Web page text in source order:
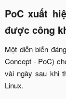
PoC xuất
được công
Một diễn biến
Concept - PoC)
vài ngày sau khi
Linux.